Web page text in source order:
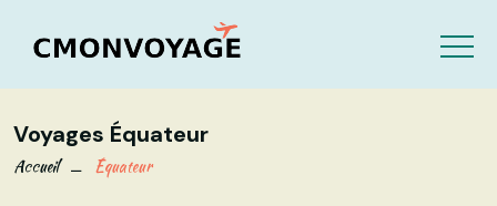
Voyages Équateur
Accueil Équateur